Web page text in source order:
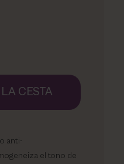
CESTA
anti-
el tono de